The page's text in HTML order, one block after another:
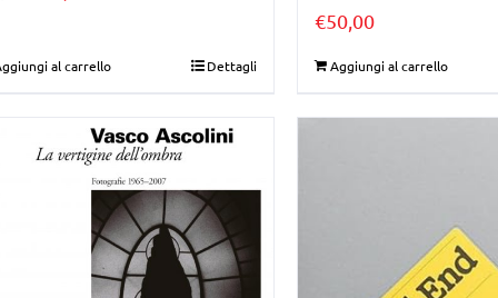
originale
€75,00.
attuale
€50,00.
al carrello Dettagli
€50,00
Aggiungi al carrello